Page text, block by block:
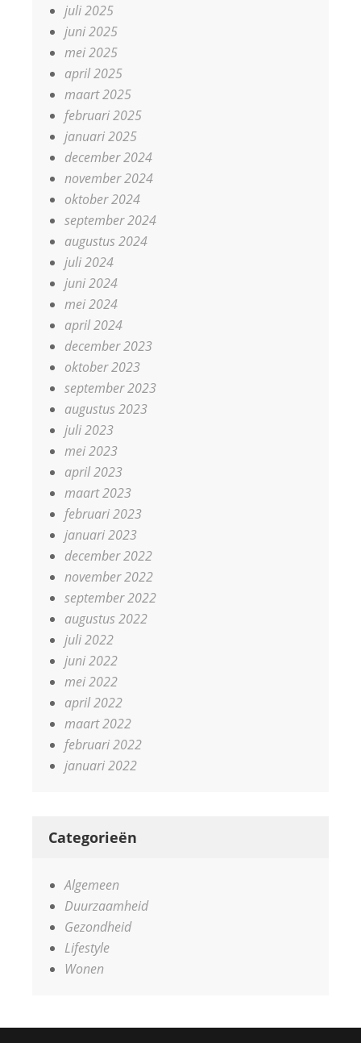
juli 2025
juni 2025
mei 2025
april 2025
maart 2025
februari 2025
januari 2025
december 2024
november 2024
oktober 2024
september 2024
augustus 2024
juli 2024
juni 2024
mei 2024
april 2024
december 2023
oktober 2023
september 2023
augustus 2023
juli 2023
mei 2023
april 2023
maart 2023
februari 2023
januari 2023
december 2022
november 2022
september 2022
augustus 2022
juli 2022
juni 2022
mei 2022
april 2022
maart 2022
februari 2022
januari 2022
Categorieën
Algemeen
Duurzaamheid
Gezondheid
Lifestyle
Wonen